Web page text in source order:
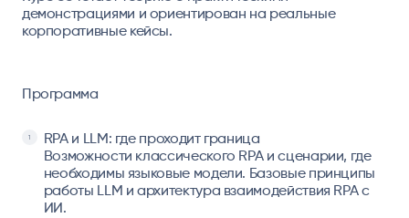
демонстрациями и ориентирован на реальные
корпоративные кейсы.
Программа
RPA и LLM: где проходит граница
Возможности классического RPA и сценарии, где
необходимы языковые модели. Базовые принципы
работы LLM и архитектура взаимодействия RPA с
ИИ.